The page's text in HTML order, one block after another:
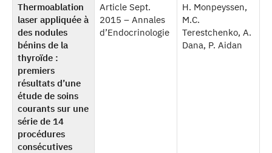
Thermoablation
laser appliquée à
des nodules
bénins de la
thyroïde :
premiers
résultats d’une
étude de soins
courants sur une
série de 14
procédures
consécutives
Article Sept.
2015 – Annales
d’Endocrinologie
H. Monpeyssen,
M.C.
Terestchenko, A.
Dana, P. Aidan